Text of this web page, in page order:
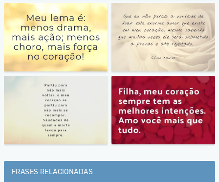
FRASES RELACIONADAS